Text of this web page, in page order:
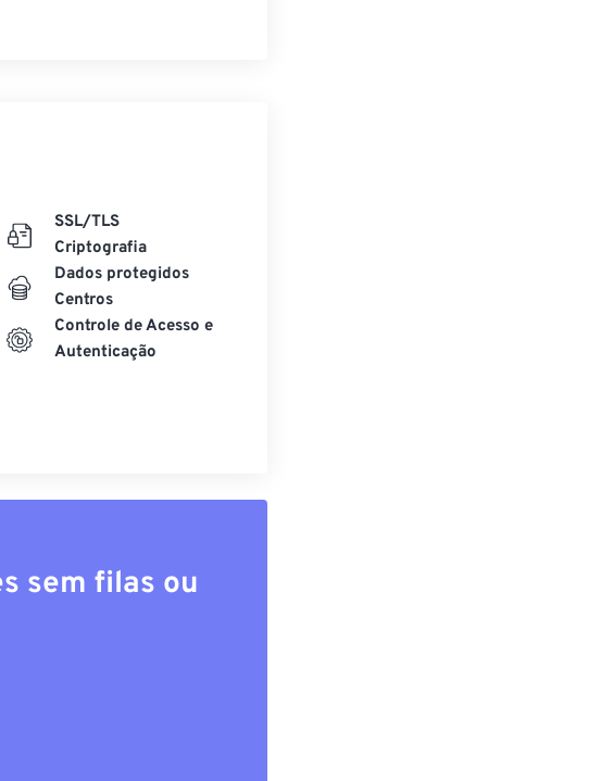
SSL/TLS
Criptografia
Dados protegidos
Centros
Controle de Acesso e
Autenticação
sem filas ou